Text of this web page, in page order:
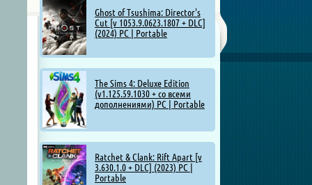
Ghost of Tsushima: Director's
Cut [v 1053.9.0623.1807 + DLC]
(2024) PC | Portable
The Sims 4: Deluxe Edition
(v1.125.59.1030 + со всеми
дополнениями) PC | Portable
Ratchet & Clank: Rift Apart [v
3.630.1.0 + DLC] (2023) PC |
Portable